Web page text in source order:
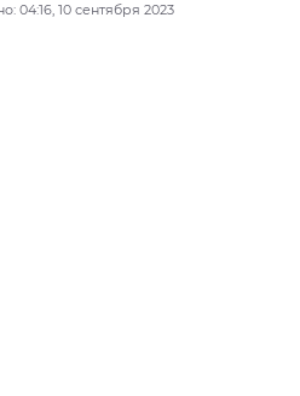
04:16, 10 сентября 2023